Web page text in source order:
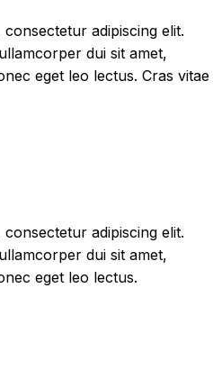
adipiscing elit.
dui sit amet,
eget leo lectus. Cras vitae
adipiscing elit.
dui sit amet,
eget leo lectus.